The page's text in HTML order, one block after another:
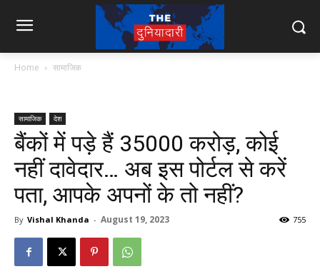
Home सामाजिक
सामाजिक देश
बैंकों में पड़े हैं 35000 करोड़, कोई
नहीं दावेदार… अब इस पोर्टल से करें
पता, आपके अपनों के तो नहीं?
By Vishal Khanda - August 19, 2023 755